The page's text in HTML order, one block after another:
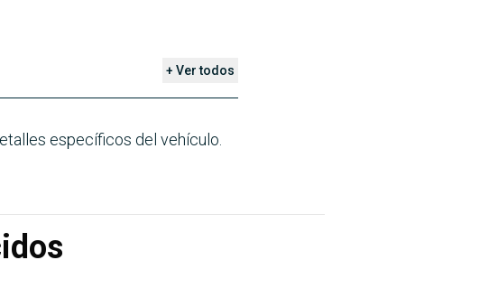
+ Ver todos
específicos del vehículo.